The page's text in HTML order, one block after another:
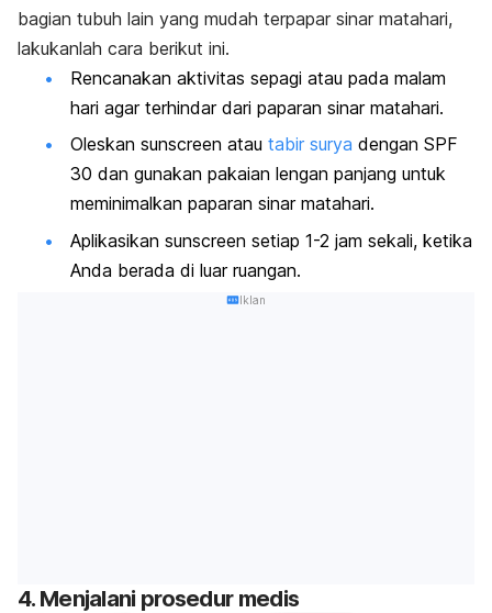
bagian tubuh lain yang mudah terpapar sinar matahari,
lakukanlah cara berikut ini.
Rencanakan aktivitas sepagi atau pada malam
hari agar terhindar dari paparan sinar matahari.
Oleskan sunscreen atau tabir surya dengan SPF
30 dan gunakan pakaian lengan panjang untuk
meminimalkan paparan sinar matahari.
Aplikasikan sunscreen setiap 1-2 jam sekali, ketika
Anda berada di luar ruangan.
Iklan
4. Menjalani prosedur medis